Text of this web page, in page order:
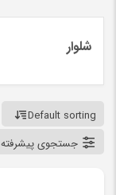
شلوار
Default sorting
جستجوی پیشرفته